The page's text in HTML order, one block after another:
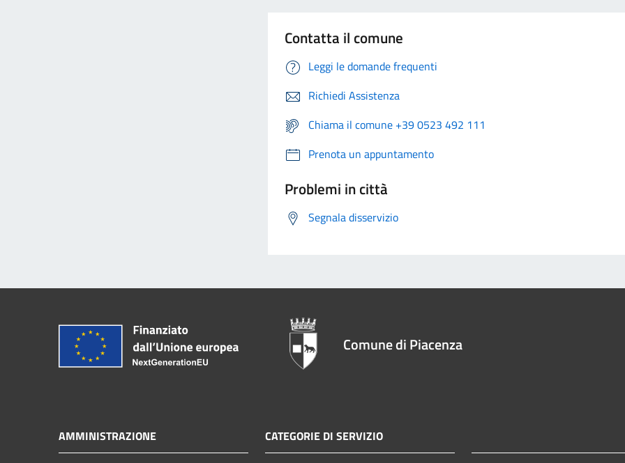
Contatta il comune
Leggi le domande frequenti
Richiedi Assistenza
Chiama il comune +39 0523 492 111
Prenota un appuntamento
Problemi in città
Segnala disservizio
Comune di Piacenza
AMMINISTRAZIONE CATEGORIE DI SERVIZIO